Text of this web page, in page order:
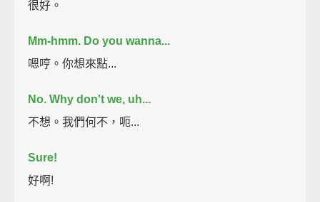
很好。
Mm-hmm. Do you wanna...
嗯哼。你想來點...
No. Why don't we, uh...
不想。我們何不，呃...
Sure!
好啊!